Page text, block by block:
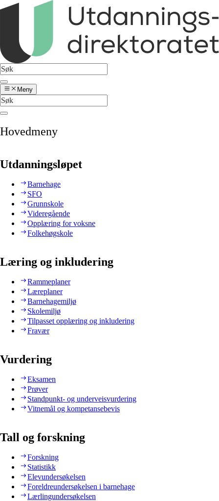
Meny
Hovedmeny
Utdanningsløpet
Barnehage
SFO
Grunnskole
Videregående
Opplæring for voksne
Folkehøgskole
Læring og inkludering
Rammeplaner
Læreplaner
Barnehagemiljø
Skolemiljø
Tilpasset opplæring og inkludering
Fravær
Vurdering
Eksamen
Prøver
Standpunkt- og underveisvurdering
Vitnemål og kompetansebevis
Tall og forskning
Forskning
Statistikk
Elevundersøkelsen
Foreldreundersøkelsen i barnehage
Lærlingundersøkelsen